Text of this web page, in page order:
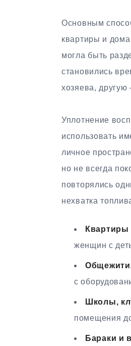
Основным
квартиры и
могла быть
становились
хозяева,
Уплотнение
использовать
личное
но не всегда
повторялись
нехватка
Квартиры
женщин с
с
Школы,
помещения
Бараки и